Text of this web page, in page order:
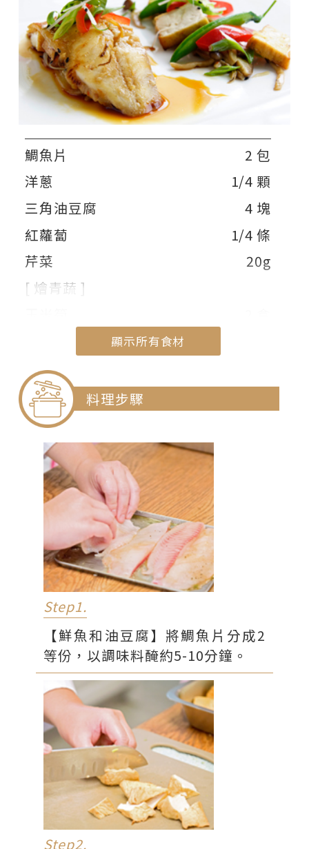
鯛魚片
2 包
洋蔥
1/4 顆
三角油豆腐
4 塊
紅蘿蔔
1/4 條
芹菜
20g
[ 燴青蔬 ]
紅甜椒
青花菜
洋蔥
紅辣椒
高湯
[ 調味料 ]
清酒
味醂
蘋果醋50cc
5g
黑胡椒粉
顯示所有食材
料理步驟
Step1.
【鮮魚和油豆腐】將鯛魚片分成2
等份，以調味料醃約5-10分鐘。
Step2.